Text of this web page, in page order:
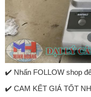
✔️ Nhấn FOLLOW shop
✔️ CAM KẾT GIÁ TỐT